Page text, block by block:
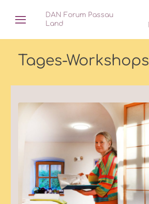
DAN Forum Passau
Land
Tages-Workshops